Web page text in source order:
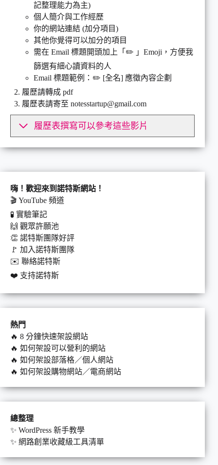
記整理能力為主)
個人簡介與工作經歷
你的網站連結 (加分項目)
其他你覺得可以加分的項目
需在 Email 標題開頭加上「✏️ 」Emoji，方便我
篩選有細心讀資料的人
Email 標題範例：✏️ [全名] 應徵內容企劃
履歷請轉成 pdf
履歷表請寄至 notesstartup@gmail.com
履歷表撰寫可以參考這些影片
嗨！歡迎來到諾特斯網站！
🎬 YouTube 頻道
🧪 實驗筆記
🙌 觀眾許願池
👏 諾特斯團隊好評
🚩 加入諾特斯團隊
✉️ 聯絡諾特斯
❤️ 支持諾特斯
熱門
🔥 8 分鐘快速架設網站
🔥 如何架設可以營利的網站
🔥 如何架設部落格／個人網站
🔥 如何架設購物網站／電商網站
總整理
✨ WordPress 新手教學
✨ 網路創業收藏級工具清單